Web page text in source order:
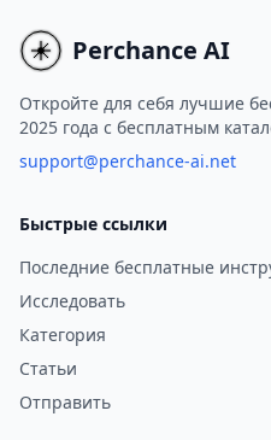
естественном языке,
новую эру в области
тестирования на базе ИИ.
Perchance AI
Откройте для себя лучшие
2025 года с бесплатным
support@perchance-ai.net
Быстрые ссылки
Последние бесплатные
Исследовать
Категория
Статьи
Отправить